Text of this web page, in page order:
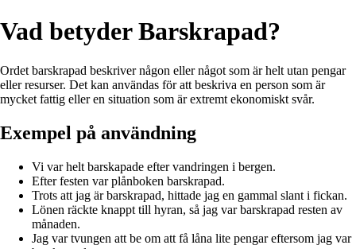
Vad betyder Barskrapad?
Ordet barskrapad beskriver någon eller något som är helt utan pengar
eller resurser. Det kan användas för att beskriva en person som är
mycket fattig eller en situation som är extremt ekonomiskt svår.
Exempel på användning
Vi var helt barskapade efter vandringen i bergen.
Efter festen var plånboken barskrapad.
Trots att jag är barskrapad, hittade jag en gammal slant i fickan.
Lönen räckte knappt till hyran, så jag var barskrapad resten av
månaden.
Jag var tvungen att be om att få låna lite pengar eftersom jag var